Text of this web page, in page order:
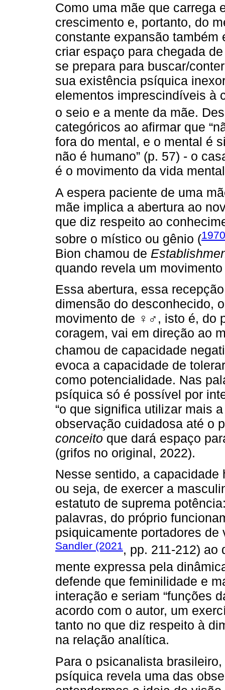
Como uma mãe que carrega
crescimento e, portanto, do
constante expansão também
criar espaço para chegada
se prepara para buscar/
sua existência psíquica
elementos imprescindíveis à
o seio e a mente da mãe.
categóricos ao afirmar que
fora do mental, e o mental é
não é humano” (p. 57) - o
é o movimento da vida
A espera paciente de uma
mãe implica a abertura ao
que diz respeito ao
sobre o místico ou gênio (
Bion chamou de
quando revela um
Essa abertura, essa
dimensão do desconhecido,
movimento de ♀♂ , isto é, do
coragem, vai em direção ao
chamou de capacidade
evoca a capacidade de
como potencialidade. Nas
psíquica só é possível por
“o que significa utilizar mais
observação cuidadosa até o
conceito que dará espaço
(grifos no original, 2022).
Nesse sentido, a capacidade
ou seja, de exercer a
estatuto de suprema
palavras, do próprio
psiquicamente portadores
Sandler (2021, pp. 211-212) ao
mente expressa pela
defende que feminilidade e
interação e seriam “funções
acordo com o autor, um
tanto no que diz respeito à
na relação analítica.
Para o psicanalista
psíquica revela uma das